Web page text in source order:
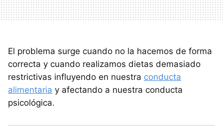
El problema surge cuando no la hacemos de forma
correcta y cuando realizamos dietas demasiado
restrictivas influyendo en nuestra conducta
alimentaria y afectando a nuestra conducta
psicológica.